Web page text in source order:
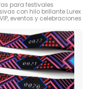
para festivales
con hilo brillante Lurex
eventos y celebraciones